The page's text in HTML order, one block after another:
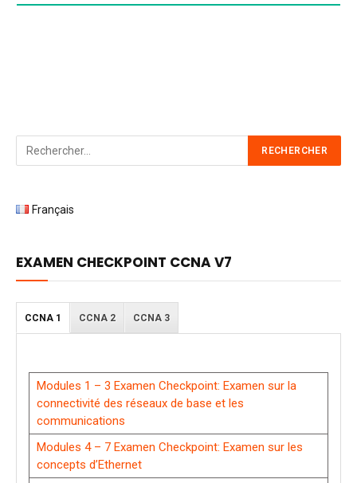
Français
EXAMEN CHECKPOINT CCNA V7
CCNA 1 CCNA 2 CCNA 3
Modules 1 – 3 Examen Checkpoint: Examen sur la
connectivité des réseaux de base et les
communications
Modules 4 – 7 Examen Checkpoint: Examen sur les
concepts d’Ethernet